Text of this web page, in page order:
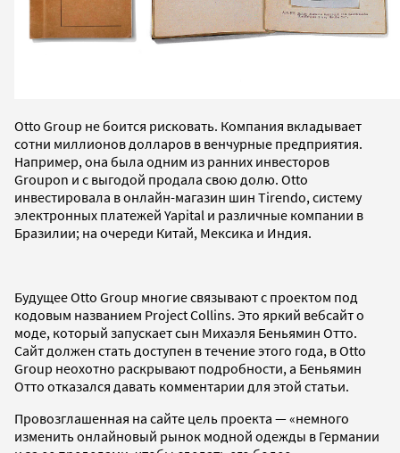
Otto Group не боится рисковать. Компания вкладывает
сотни миллионов долларов в венчурные предприятия.
Например, она была одним из ранних инвесторов
Groupon и с выгодой продала свою долю. Otto
инвестировала в онлайн-магазин шин Tirendo, систему
электронных платежей Yapital и различные компании в
Бразилии; на очереди Китай, Мексика и Индия.
Будущее Otto Group многие связывают с проектом под
кодовым названием Project Collins. Это яркий вебсайт о
моде, который запускает сын Михаэля Беньямин Отто.
Сайт должен стать доступен в течение этого года, в Otto
Group неохотно раскрывают подробности, а Беньямин
Отто отказался давать комментарии для этой статьи.
Провозглашенная на сайте цель проекта — «немного
изменить онлайновый рынок модной одежды в Германии